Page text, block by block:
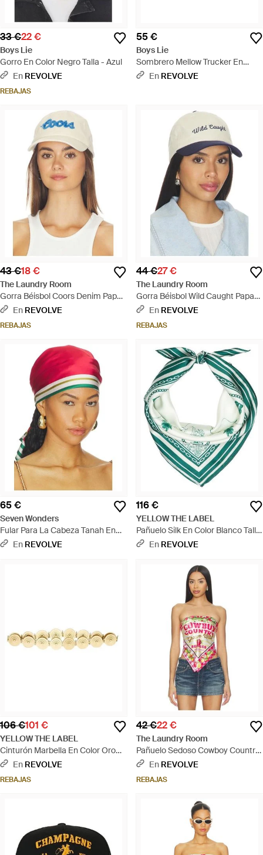
33 €22 €
Boys Lie
Gorro En Color Negro Talla - Azul
En REVOLVE
REBAJAS
55 €
Boys Lie
Sombrero Mellow Trucker En
Color Amarillo Talla - Rojo
En REVOLVE
43 €18 €
The Laundry Room
Gorra Béisbol Coors Denim Papa
Cap En Color Crema Talla - Azul
En REVOLVE
REBAJAS
44 €27 €
The Laundry Room
Gorra Béisbol Wild Caught Papa
Cap En Color Blanco Talla - Azul
En REVOLVE
REBAJAS
65 €
Seven Wonders
Fular Para La Cabeza Tanah En
Color Rojo Talla (También En Xs-
En REVOLVE
116 €
YELLOW THE LABEL
Pañuelo Silk En Color Blanco Talla
- Verde
En REVOLVE
106 €101 €
YELLOW THE LABEL
Cinturón Marbella En Color Oro
Metálico Talla - Multicolor
En REVOLVE
REBAJAS
42 €22 €
The Laundry Room
Pañuelo Sedoso Cowboy Country
Grown Wild Berries En Color
En REVOLVE
REBAJAS